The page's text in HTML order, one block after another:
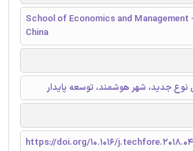
School of Economics and Management
China
نوع جدید، شهر هوشمند، توسعه پایدار
https://doi.org/10.1016/